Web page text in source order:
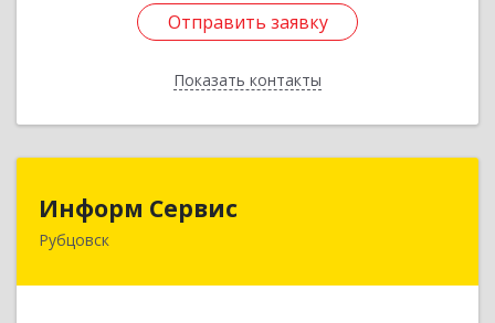
Отправить заявку
Показать контакты
Отправить заявку
Назад
Информ Сервис
Рубцовск
658204, Алтайский край, Рубцовск г, Алтайская